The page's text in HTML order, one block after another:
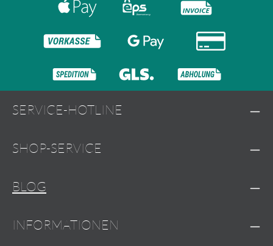
SERVICE-HOTLINE
SHOP-SERVICE
BLOG
INFORMATIONEN